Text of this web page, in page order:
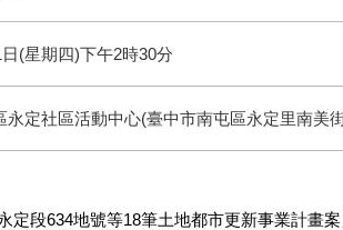
(星期四)下午2時30分
永定社區活動中心(臺中市南屯區永定里南美
定段634地號等18筆土地都市更新事業計畫